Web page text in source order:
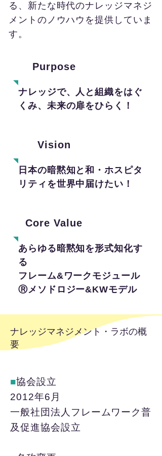
る、新たな時代のナレッジマネジ
メントのノウハウを提供していま
す。
Purpose
ナレッジで、人と組織をはぐ
くみ、未来の扉をひらく！
Vision
日本の暗黙知と和・ホスピタ
リティを世界中届けたい！
Core Value
あらゆる暗黙知を形式知化す
る
フレーム&ワークモジュール
Ⓡメソドロジー&KWモデル
​ナレッジマネジメント・ラボの概
要
■協会設立
2012年6月
一般社団法人フレームワーク普
及促進協会設立